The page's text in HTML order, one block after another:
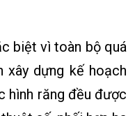
biệt vì toàn bộ quá
dựng kế hoạch
hình răng đều được